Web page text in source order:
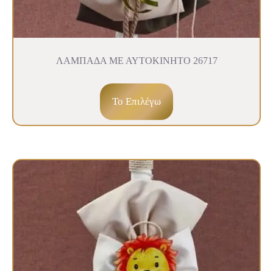
ΛΑΜΠΑΔΑ ΜΕ ΑΥΤΟΚΙΝΗΤΟ 26717
To Επιλέγω